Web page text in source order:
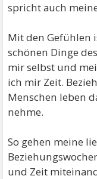
spricht auch
Mit den Gefühlen
schönen Dinge
mir selbst und
ich mir Zeit.
Menschen leben
nehme.
So gehen meine
und Zeit